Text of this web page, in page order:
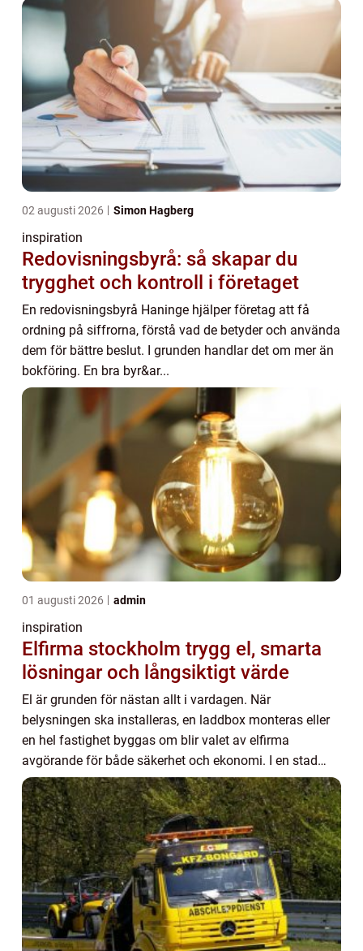
02 augusti 2026 Simon Hagberg
inspiration
Redovisningsbyrå: så skapar du
trygghet och kontroll i företaget
En redovisningsbyrå Haninge hjälper företag att få
ordning på siffrorna, förstå vad de betyder och använda
dem för bättre beslut. I grunden handlar det om mer än
bokföring. En bra byr&ar...
01 augusti 2026 admin
inspiration
Elfirma stockholm trygg el, smarta
lösningar och långsiktigt värde
El är grunden för nästan allt i vardagen. När
belysningen ska installeras, en laddbox monteras eller
en hel fastighet byggas om blir valet av elfirma
avgörande för både säkerhet och ekonomi. I en stad
som Stockholm, där tempo och krav är höga, söker ...